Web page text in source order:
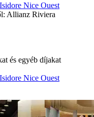
Nice Ouest
Allianz Riviera
és egyéb díjakat
Nice Ouest